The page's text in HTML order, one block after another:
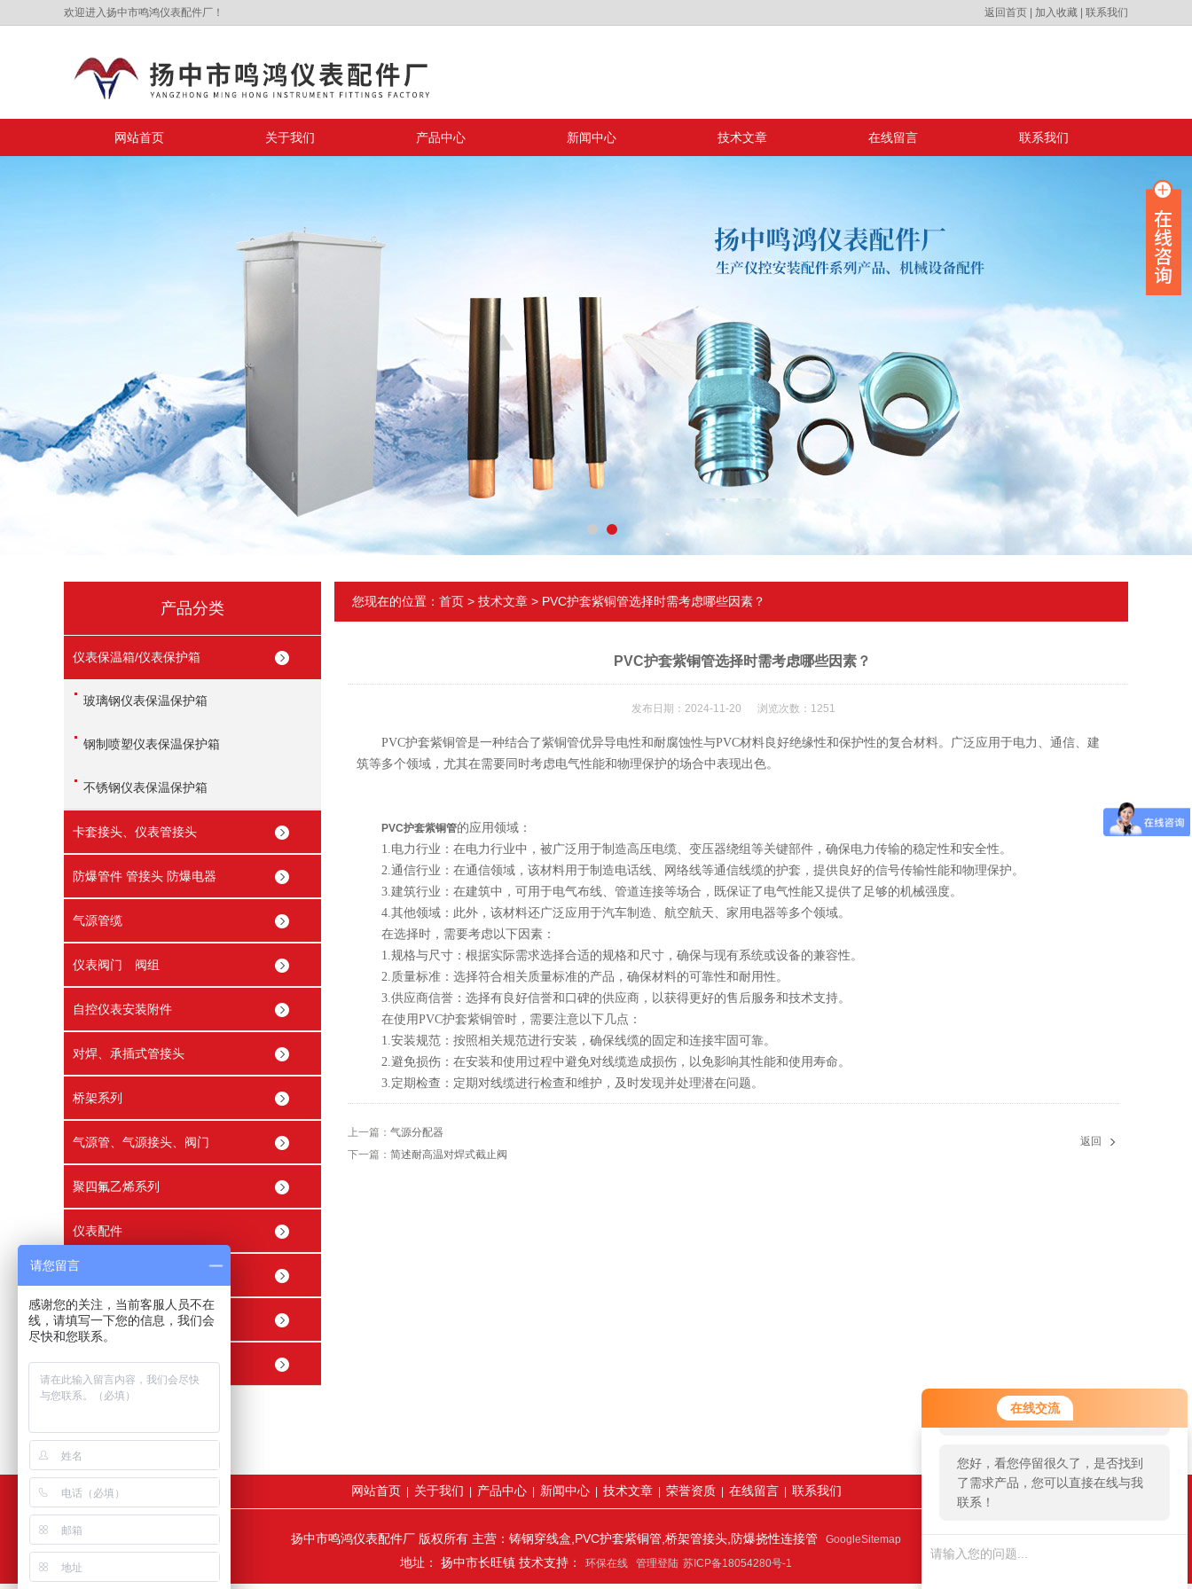
在线交流
您好！欢迎前来咨询，很高兴为您
服务，请问您要咨询什么问题呢？
您好，看您停留很久了，是否找到
了需求产品，您可以直接在线与我
联系！
欢迎进入扬中市鸣鸿仪表配件厂！ 返回首页 加入收藏 联系我们
网站首页 关于我们 产品中心 新闻中心 技术文章 在线留言 联系我们
产品分类
仪表保温箱/仪表保护箱
玻璃钢仪表保温保护箱
钢制喷塑仪表保温保护箱
不锈钢仪表保温保护箱
卡套接头、仪表管接头
防爆管件 管接头 防爆电器
气源管缆
仪表阀门 阀组
自控仪表安装附件
对焊、承插式管接头
桥架系列
气源管、气源接头、阀门
聚四氟乙烯系列
仪表配件
穿线管接头 穿线盒
精密内螺纹止回阀
精密球阀
您现在的位置： 首页 > 技术文章 > PVC护套紫铜管选择时需考虑哪些因素？
PVC护套紫铜管选择时需考虑哪些因素？
发布日期：2024-11-20 浏览次数：1251
PVC护套紫铜管是一种结合了紫铜管优异导电性和耐腐蚀性与PVC材料良好绝缘性和保护性的复合材料。广泛应用于电力、通信、建
筑等多个领域，尤其在需要同时考虑电气性能和物理保护的场合中表现出色。
PVC护套紫铜管的应用领域：
1.电力行业：在电力行业中，被广泛用于制造高压电缆、变压器绕组等关键部件，确保电力传输的稳定性和安全性。
2.通信行业：在通信领域，该材料用于制造电话线、网络线等通信线缆的护套，提供良好的信号传输性能和物理保护。
3.建筑行业：在建筑中，可用于电气布线、管道连接等场合，既保证了电气性能又提供了足够的机械强度。
4.其他领域：此外，该材料还广泛应用于汽车制造、航空航天、家用电器等多个领域。
在选择时，需要考虑以下因素：
1.规格与尺寸：根据实际需求选择合适的规格和尺寸，确保与现有系统或设备的兼容性。
2.质量标准：选择符合相关质量标准的产品，确保材料的可靠性和耐用性。
3.供应商信誉：选择有良好信誉和口碑的供应商，以获得更好的售后服务和技术支持。
在使用PVC护套紫铜管时，需要注意以下几点：
1.安装规范：按照相关规范进行安装，确保线缆的固定和连接牢固可靠。
2.避免损伤：在安装和使用过程中避免对线缆造成损伤，以免影响其性能和使用寿命。
3.定期检查：定期对线缆进行检查和维护，及时发现并处理潜在问题。
上一篇： 气源分配器
下一篇： 简述耐高温对焊式截止阀
返回
网站首页 关于我们 产品中心| 新闻中心| 技术文章| 荣誉资质| 在线留言 联系我们
扬中市鸣鸿仪表配件厂 版权所有 主营：铸钢穿线盒,PVC护套紫铜管,桥架管接头,防爆挠性连接管 GoogleSitemap
地址： 扬中市长旺镇 技术支持： 环保在线 管理登陆 苏ICP备18054280号-1
请您留言
感谢您的关注，当前客服人员不在
线，请填写一下您的信息，我们会
尽快和您联系。